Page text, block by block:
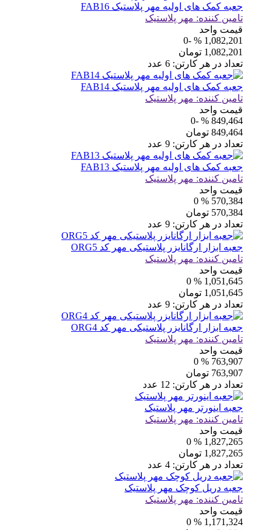
جعبه کمک های اولیه مهر پلاستیک FAB16
تامین کننده: مهر پلاستیک
قیمت واحد
1,082,201
% -0
1,082,201 تومان
تعداد در هر کارتن: 6 عدد
جعبه کمک های اولیه مهر پلاستیک FAB14
تامین کننده: مهر پلاستیک
قیمت واحد
849,464
% -0
849,464 تومان
تعداد در هر کارتن: 9 عدد
جعبه کمک های اولیه مهر پلاستیک FAB13
تامین کننده: مهر پلاستیک
قیمت واحد
570,384
% 0
570,384 تومان
تعداد در هر کارتن: 9 عدد
جعبه ابزار ارگانایزر پلاستیکی مهر کد ORG5
تامین کننده: مهر پلاستیک
قیمت واحد
1,051,645
% 0
1,051,645 تومان
تعداد در هر کارتن: 9 عدد
جعبه ابزار ارگانایزر پلاستیکی مهر کد ORG4
تامین کننده: مهر پلاستیک
قیمت واحد
763,907
% 0
763,907 تومان
تعداد در هر کارتن: 12 عدد
جعبه اینورتر مهر پلاستیک
تامین کننده: مهر پلاستیک
قیمت واحد
1,827,265
% 0
1,827,265 تومان
تعداد در هر کارتن: 4 عدد
جعبه دریل کوچک مهر پلاستیک
تامین کننده: مهر پلاستیک
قیمت واحد
1,171,324
% 0